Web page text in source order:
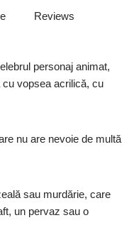
Reviews
personaj animat,
vopsea acrilică, cu
nu are nevoie de multă
sau murdărie, care
un pervaz sau o